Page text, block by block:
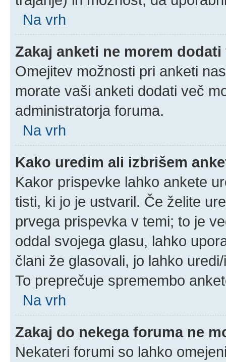
Na vrh
Zakaj anketi ne morem
Omejitev možnosti pri anketi
morate vaši anketi dodati več
administratorja foruma.
Na vrh
Kako uredim ali izbrišem
Kakor prispevke lahko ankete
tisti, ki jo je ustvaril. Če želite
prvega prispevka v temi; to je
oddal svojega glasu, lahko
člani že glasovali, jo lahko
To preprečuje spremembo
Na vrh
Zakaj do nekega foruma ne
Nekateri forumi so lahko